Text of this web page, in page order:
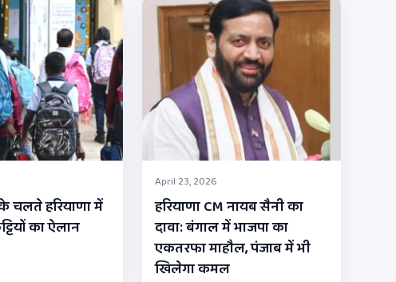
चलते हरियाणा में
का ऐलान
April 23, 2026
हरियाणा CM नायब सैनी का
दावा: बंगाल में भाजपा का
एकतरफा माहौल, पंजाब में भी
खिलेगा कमल